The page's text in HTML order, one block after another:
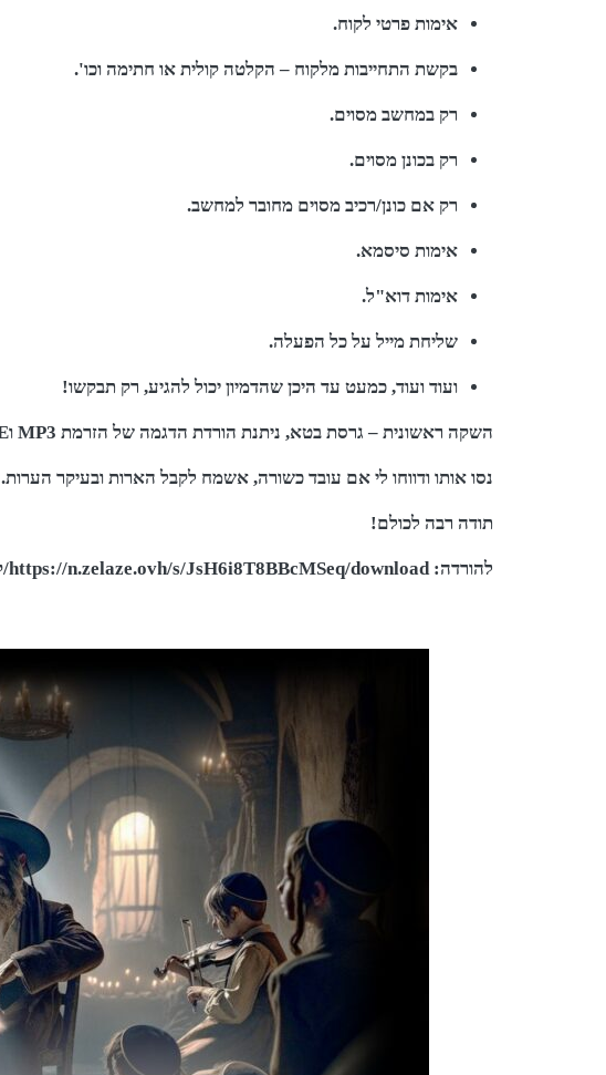
אימות פרטי לקוח.
בקשת התחייבות מלקוח – הקלטה קולית או חתימה וכו'.
רק במחשב מסוים.
רק בכונן מסוים.
רק אם כונן/רכיב מסוים מחובר למחשב.
אימות סיסמא.
אימות דוא"ל.
שליחת מייל על כל הפעלה.
ועוד ועוד, כמעט עד היכן שהדמיון יכול להגיע, רק תבקשו!
השקה ראשונית – גרסת בטא, ניתנת הורדת הדגמה של הזרמת MP3 וWAVE חיצוניים לשם דוגמא בלבד.
נסו אותו ודווחו לי אם עובד כשורה, אשמח לקבל הארות ובעיקר הערות.
תודה רבה לכולם!
להורדה:https://n.zelaze.ovh/s/JsH6i8T8BBcMSeq/download/קיפמדיה – הזרמת מדיה מאובטחת.exe